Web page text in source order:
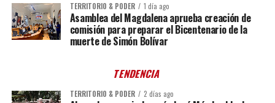
TERRITORIO & PODER 1 día ago
Asamblea del Magdalena aprueba creación de
comisión para preparar el Bicentenario de la
muerte de Simón Bolívar
TENDENCIA
TERRITORIO & PODER 2 días ago